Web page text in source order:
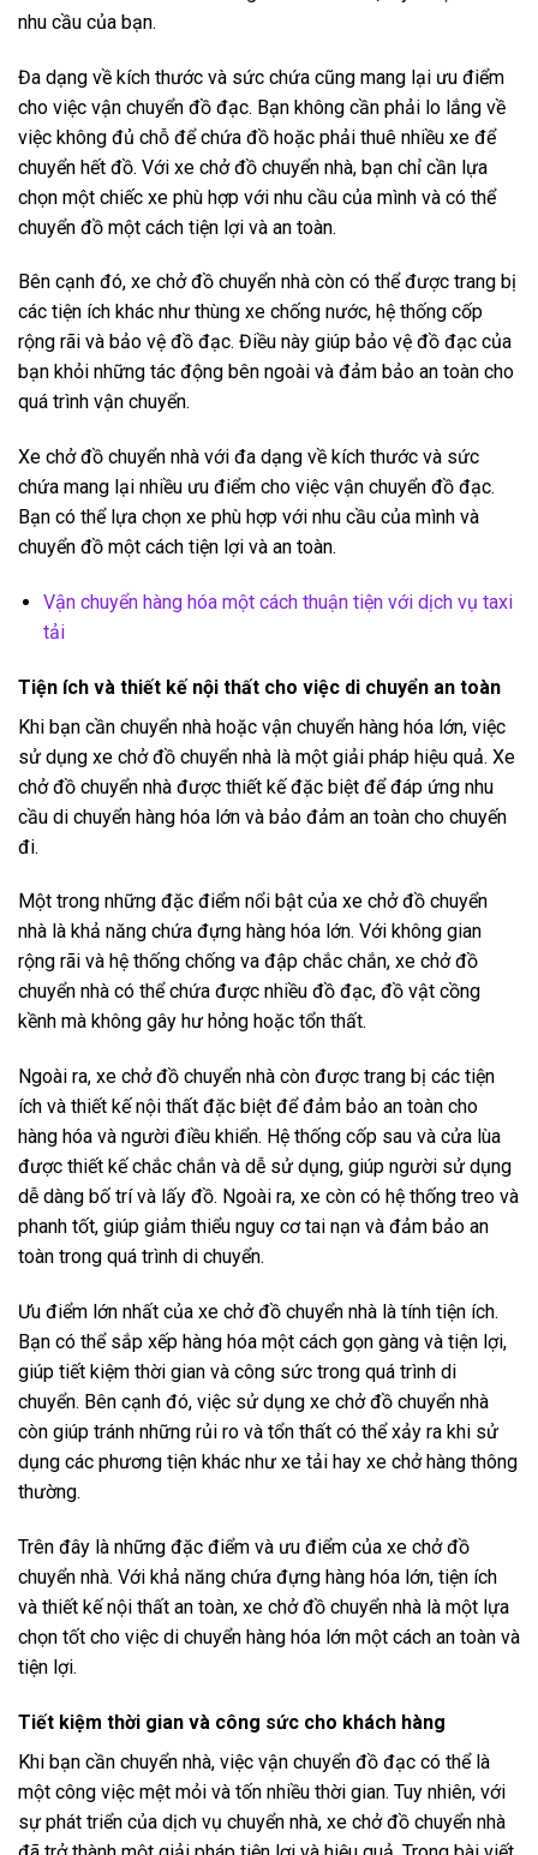
nhu cầu của bạn.
Đa dạng về kích thước và sức chứa cũng mang lại ưu điểm
cho việc vận chuyển đồ đạc. Bạn không cần phải lo lắng về
việc không đủ chỗ để chứa đồ hoặc phải thuê nhiều xe để
chuyển hết đồ. Với xe chở đồ chuyển nhà, bạn chỉ cần lựa
chọn một chiếc xe phù hợp với nhu cầu của mình và có thể
chuyển đồ một cách tiện lợi và an toàn.
Bên cạnh đó, xe chở đồ chuyển nhà còn có thể được trang bị
các tiện ích khác như thùng xe chống nước, hệ thống cốp
rộng rãi và bảo vệ đồ đạc. Điều này giúp bảo vệ đồ đạc của
bạn khỏi những tác động bên ngoài và đảm bảo an toàn cho
quá trình vận chuyển.
Xe chở đồ chuyển nhà với đa dạng về kích thước và sức
chứa mang lại nhiều ưu điểm cho việc vận chuyển đồ đạc.
Bạn có thể lựa chọn xe phù hợp với nhu cầu của mình và
chuyển đồ một cách tiện lợi và an toàn.
Vận chuyển hàng hóa một cách thuận tiện với dịch vụ taxi
tải
Tiện ích và thiết kế nội thất cho việc di chuyển an toàn
Khi bạn cần chuyển nhà hoặc vận chuyển hàng hóa lớn, việc
sử dụng xe chở đồ chuyển nhà là một giải pháp hiệu quả. Xe
chở đồ chuyển nhà được thiết kế đặc biệt để đáp ứng nhu
cầu di chuyển hàng hóa lớn và bảo đảm an toàn cho chuyến
đi.
Một trong những đặc điểm nổi bật của xe chở đồ chuyển
nhà là khả năng chứa đựng hàng hóa lớn. Với không gian
rộng rãi và hệ thống chống va đập chắc chắn, xe chở đồ
chuyển nhà có thể chứa được nhiều đồ đạc, đồ vật cồng
kềnh mà không gây hư hỏng hoặc tổn thất.
Ngoài ra, xe chở đồ chuyển nhà còn được trang bị các tiện
ích và thiết kế nội thất đặc biệt để đảm bảo an toàn cho
hàng hóa và người điều khiển. Hệ thống cốp sau và cửa lùa
được thiết kế chắc chắn và dễ sử dụng, giúp người sử dụng
dễ dàng bố trí và lấy đồ. Ngoài ra, xe còn có hệ thống treo và
phanh tốt, giúp giảm thiểu nguy cơ tai nạn và đảm bảo an
toàn trong quá trình di chuyển.
Ưu điểm lớn nhất của xe chở đồ chuyển nhà là tính tiện ích.
Bạn có thể sắp xếp hàng hóa một cách gọn gàng và tiện lợi,
giúp tiết kiệm thời gian và công sức trong quá trình di
chuyển. Bên cạnh đó, việc sử dụng xe chở đồ chuyển nhà
còn giúp tránh những rủi ro và tổn thất có thể xảy ra khi sử
dụng các phương tiện khác như xe tải hay xe chở hàng thông
thường.
Trên đây là những đặc điểm và ưu điểm của xe chở đồ
chuyển nhà. Với khả năng chứa đựng hàng hóa lớn, tiện ích
và thiết kế nội thất an toàn, xe chở đồ chuyển nhà là một lựa
chọn tốt cho việc di chuyển hàng hóa lớn một cách an toàn và
tiện lợi.
Tiết kiệm thời gian và công sức cho khách hàng
Khi bạn cần chuyển nhà, việc vận chuyển đồ đạc có thể là
một công việc mệt mỏi và tốn nhiều thời gian. Tuy nhiên, với
sự phát triển của dịch vụ chuyển nhà, xe chở đồ chuyển nhà